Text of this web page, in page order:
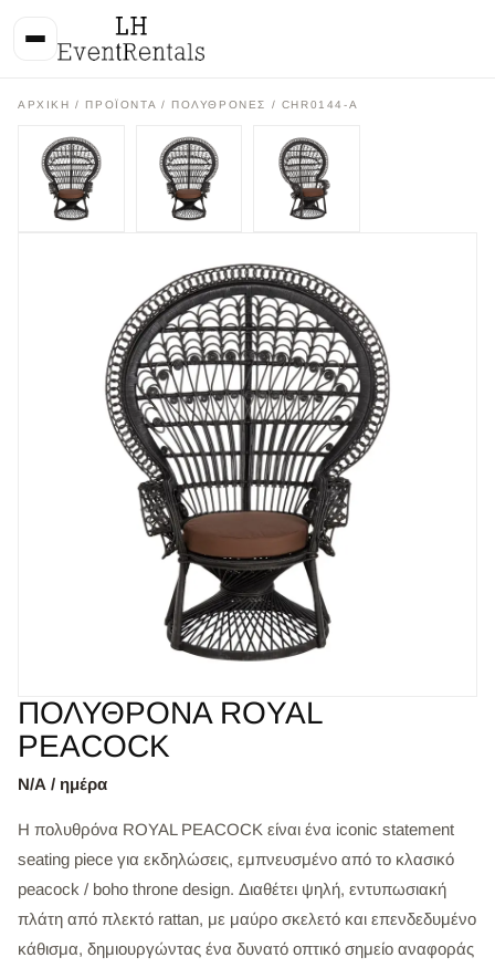
ΑΡΧΙΚΉ / ΠΡΟΪΌΝΤΑ / ΠΟΛΥΘΡΟΝΕΣ / CHR0144-A
ΠΟΛΥΘΡΟΝΑ ROYAL
PEACOCK
Ν/Α / ημέρα
Η πολυθρόνα ROYAL PEACOCK είναι ένα iconic statement
seating piece για εκδηλώσεις, εμπνευσμένο από το κλασικό
peacock / boho throne design. Διαθέτει ψηλή, εντυπωσιακή
πλάτη από πλεκτό rattan, με μαύρο σκελετό και επενδεδυμένο
κάθισμα, δημιουργώντας ένα δυνατό οπτικό σημείο αναφοράς